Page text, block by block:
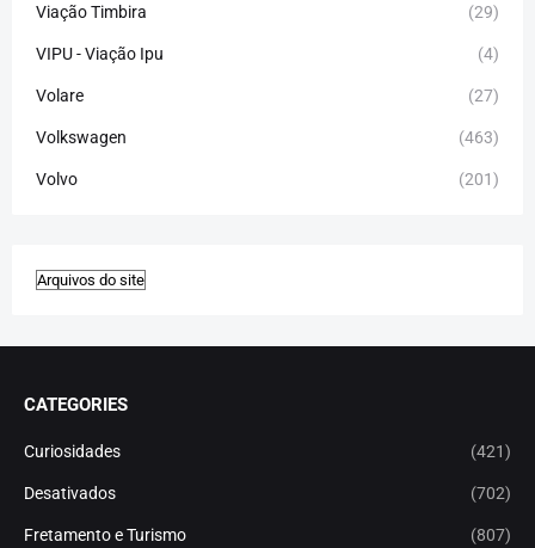
Viação Timbira (29)
VIPU - Viação Ipu (4)
Volare (27)
Volkswagen (463)
Volvo (201)
CATEGORIES
Curiosidades (421)
Desativados (702)
Fretamento e Turismo (807)